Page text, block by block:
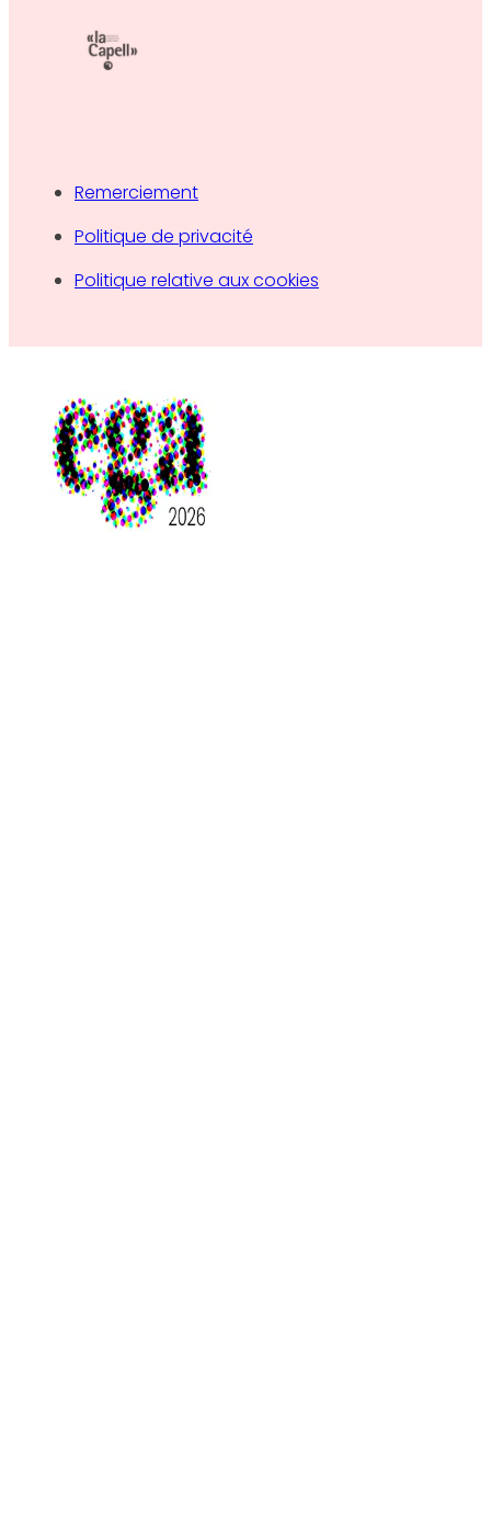
Remerciement
Politique de privacité
Politique relative aux cookies